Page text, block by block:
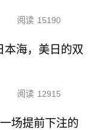
阅读 15190
本海，美日的双
阅读 12915
场提前下注的